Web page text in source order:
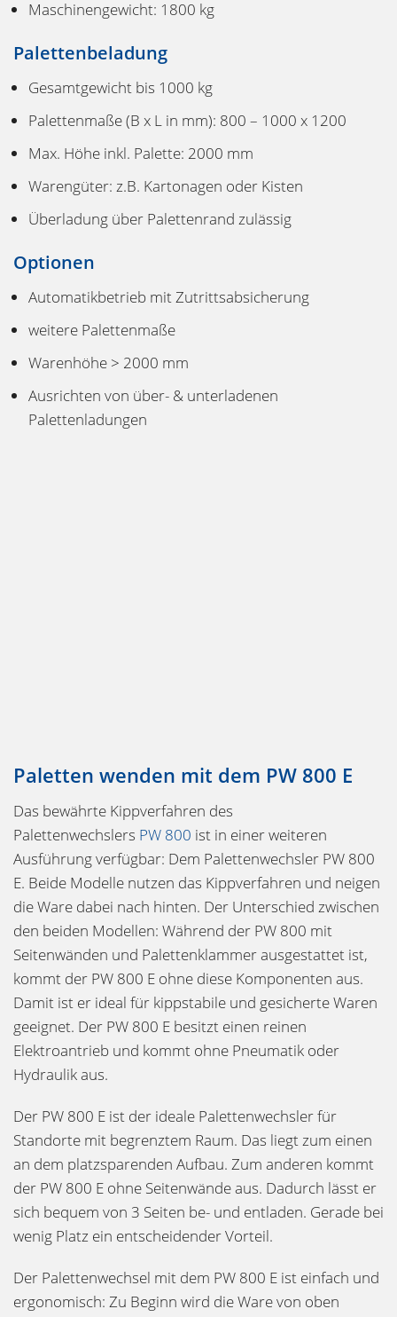
Maschinengewicht: 1800 kg
Palettenbeladung
Gesamtgewicht bis 1000 kg
Palettenmaße (B x L in mm): 800 – 1000 x 1200
Max. Höhe inkl. Palette: 2000 mm
Warengüter: z.B. Kartonagen oder Kisten
Überladung über Palettenrand zulässig
Optionen
Automatikbetrieb mit Zutrittsabsicherung
weitere Palettenmaße
Warenhöhe > 2000 mm
Ausrichten von über- & unterladenen
Palettenladungen
Paletten wenden mit dem PW 800 E
Das bewährte Kippverfahren des
Palettenwechslers PW 800 ist in einer weiteren
Ausführung verfügbar: Dem Palettenwechsler PW 800
E. Beide Modelle nutzen das Kippverfahren und neigen
die Ware dabei nach hinten. Der Unterschied zwischen
den beiden Modellen: Während der PW 800 mit
Seitenwänden und Palettenklammer ausgestattet ist,
kommt der PW 800 E ohne diese Komponenten aus.
Damit ist er ideal für kippstabile und gesicherte Waren
geeignet. Der PW 800 E besitzt einen reinen
Elektroantrieb und kommt ohne Pneumatik oder
Hydraulik aus.
Der PW 800 E ist der ideale Palettenwechsler für
Standorte mit begrenztem Raum. Das liegt zum einen
an dem platzsparenden Aufbau. Zum anderen kommt
der PW 800 E ohne Seitenwände aus. Dadurch lässt er
sich bequem von 3 Seiten be- und entladen. Gerade bei
wenig Platz ein entscheidender Vorteil.
Der Palettenwechsel mit dem PW 800 E ist einfach und
ergonomisch: Zu Beginn wird die Ware von oben